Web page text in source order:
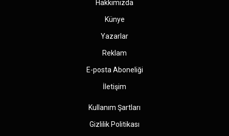
Hakkımızda
Künye
Yazarlar
Reklam
E-posta Aboneliği
İletişim
Kullanım Şartları
Gizlilik Politikası